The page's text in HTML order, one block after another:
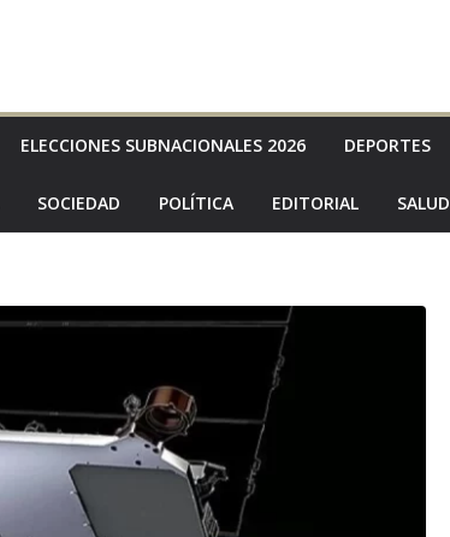
ELECCIONES SUBNACIONALES 2026 DEPORTES
SOCIEDAD POLÍTICA EDITORIAL SALUD